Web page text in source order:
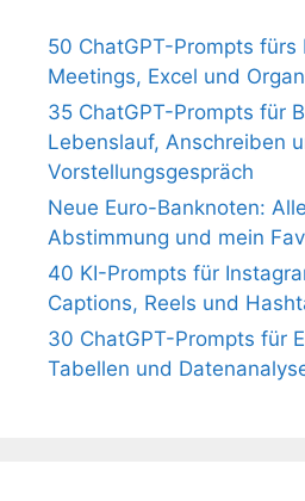
50 ChatGPT-Prompts fürs
Meetings, Excel und
35 ChatGPT-Prompts für
Lebenslauf, Anschreiben
Vorstellungsgespräch
Neue Euro-Banknoten:
Abstimmung und mein
40 KI-Prompts für
Captions, Reels und
30 ChatGPT-Prompts für
Tabellen und